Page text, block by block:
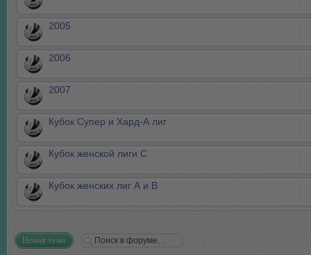
2005
2006
2007
Кубок Супер и Хард-А лиг
Кубок женской лиги С
Кубок женских лиг А и В
Новая тема